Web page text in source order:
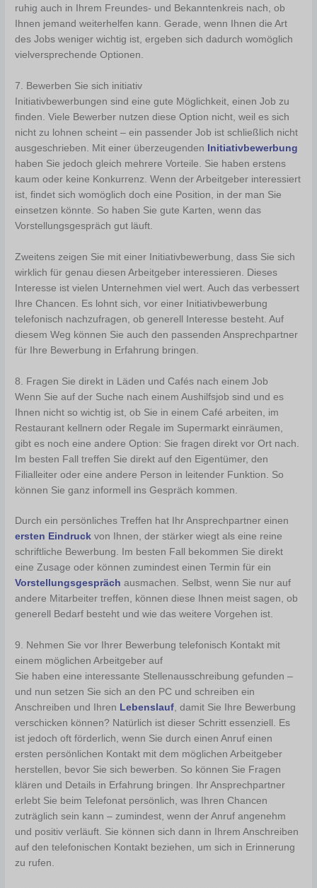
ruhig auch in Ihrem Freundes- und Bekanntenkreis nach, ob
Ihnen jemand weiterhelfen kann. Gerade, wenn Ihnen die Art
des Jobs weniger wichtig ist, ergeben sich dadurch womöglich
vielversprechende Optionen.
7. Bewerben Sie sich initiativ
Initiativbewerbungen sind eine gute Möglichkeit, einen Job zu
finden. Viele Bewerber nutzen diese Option nicht, weil es sich
nicht zu lohnen scheint – ein passender Job ist schließlich nicht
ausgeschrieben. Mit einer überzeugenden
Initiativbewerbung
haben Sie jedoch gleich mehrere Vorteile. Sie haben erstens
kaum oder keine Konkurrenz. Wenn der Arbeitgeber interessiert
ist, findet sich womöglich doch eine Position, in der man Sie
einsetzen könnte. So haben Sie gute Karten, wenn das
Vorstellungsgespräch gut läuft.
Zweitens zeigen Sie mit einer Initiativbewerbung, dass Sie sich
wirklich für genau diesen Arbeitgeber interessieren. Dieses
Interesse ist vielen Unternehmen viel wert. Auch das verbessert
Ihre Chancen. Es lohnt sich, vor einer Initiativbewerbung
telefonisch nachzufragen, ob generell Interesse besteht. Auf
diesem Weg können Sie auch den passenden Ansprechpartner
für Ihre Bewerbung in Erfahrung bringen.
8. Fragen Sie direkt in Läden und Cafés nach einem Job
Wenn Sie auf der Suche nach einem Aushilfsjob sind und es
Ihnen nicht so wichtig ist, ob Sie in einem Café arbeiten, im
Restaurant kellnern oder Regale im Supermarkt einräumen,
gibt es noch eine andere Option: Sie fragen direkt vor Ort nach.
Im besten Fall treffen Sie direkt auf den Eigentümer, den
Filialleiter oder eine andere Person in leitender Funktion. So
können Sie ganz informell ins Gespräch kommen.
Durch ein persönliches Treffen hat Ihr Ansprechpartner einen
ersten Eindruck von Ihnen, der stärker wiegt als eine reine
schriftliche Bewerbung. Im besten Fall bekommen Sie direkt
eine Zusage oder können zumindest einen Termin für ein
Vorstellungsgespräch ausmachen. Selbst, wenn Sie nur auf
andere Mitarbeiter treffen, können diese Ihnen meist sagen, ob
generell Bedarf besteht und wie das weitere Vorgehen ist.
9. Nehmen Sie vor Ihrer Bewerbung telefonisch Kontakt mit
einem möglichen Arbeitgeber auf
Sie haben eine interessante Stellenausschreibung gefunden –
und nun setzen Sie sich an den PC und schreiben ein
Anschreiben und Ihren Lebenslauf, damit Sie Ihre Bewerbung
verschicken können? Natürlich ist dieser Schritt essenziell. Es
ist jedoch oft förderlich, wenn Sie durch einen Anruf einen
ersten persönlichen Kontakt mit dem möglichen Arbeitgeber
herstellen, bevor Sie sich bewerben. So können Sie Fragen
klären und Details in Erfahrung bringen. Ihr Ansprechpartner
erlebt Sie beim Telefonat persönlich, was Ihren Chancen
zuträglich sein kann – zumindest, wenn der Anruf angenehm
und positiv verläuft. Sie können sich dann in Ihrem Anschreiben
auf den telefonischen Kontakt beziehen, um sich in Erinnerung
zu rufen.